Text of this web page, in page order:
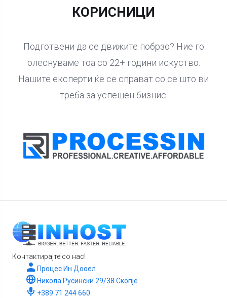
КОРИСНИЦИ
Подготвени да се движите побрзо? Ние го
олеснуваме тоа со 22+ години искуство.
Нашите експерти ќе се справат со се што ви
треба за успешен бизнис.
Контактирајте со нас!
Процес Ин Дооел
Никола Русински 29/38 Скопје
+389 71 244 660